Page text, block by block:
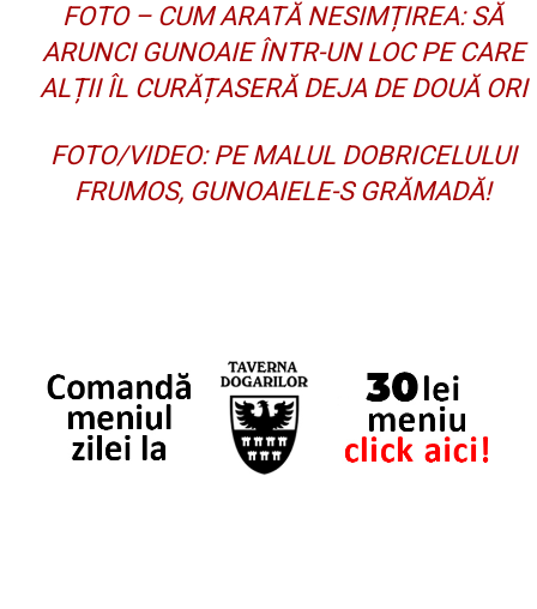
FOTO – CUM ARATĂ NESIMȚIREA: SĂ
ARUNCI GUNOAIE ÎNTR-UN LOC PE CARE
ALȚII ÎL CURĂȚASERĂ DEJA DE DOUĂ ORI
FOTO/VIDEO: PE MALUL DOBRICELULUI
FRUMOS, GUNOAIELE-S GRĂMADĂ!